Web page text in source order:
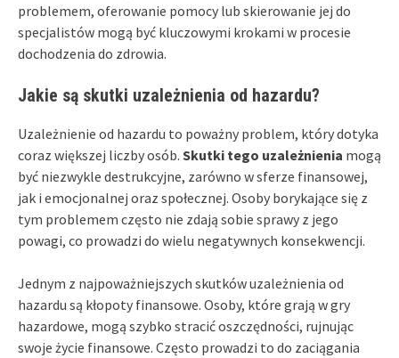
problemem, oferowanie pomocy lub skierowanie jej do
specjalistów mogą być kluczowymi krokami w procesie
dochodzenia do zdrowia.
Jakie są skutki uzależnienia od hazardu?
Uzależnienie od hazardu to poważny problem, który dotyka
coraz większej liczby osób. Skutki tego uzależnienia mogą
być niezwykle destrukcyjne, zarówno w sferze finansowej,
jak i emocjonalnej oraz społecznej. Osoby borykające się z
tym problemem często nie zdają sobie sprawy z jego
powagi, co prowadzi do wielu negatywnych konsekwencji.
Jednym z najpoważniejszych skutków uzależnienia od
hazardu są kłopoty finansowe. Osoby, które grają w gry
hazardowe, mogą szybko stracić oszczędności, rujnując
swoje życie finansowe. Często prowadzi to do zaciągania